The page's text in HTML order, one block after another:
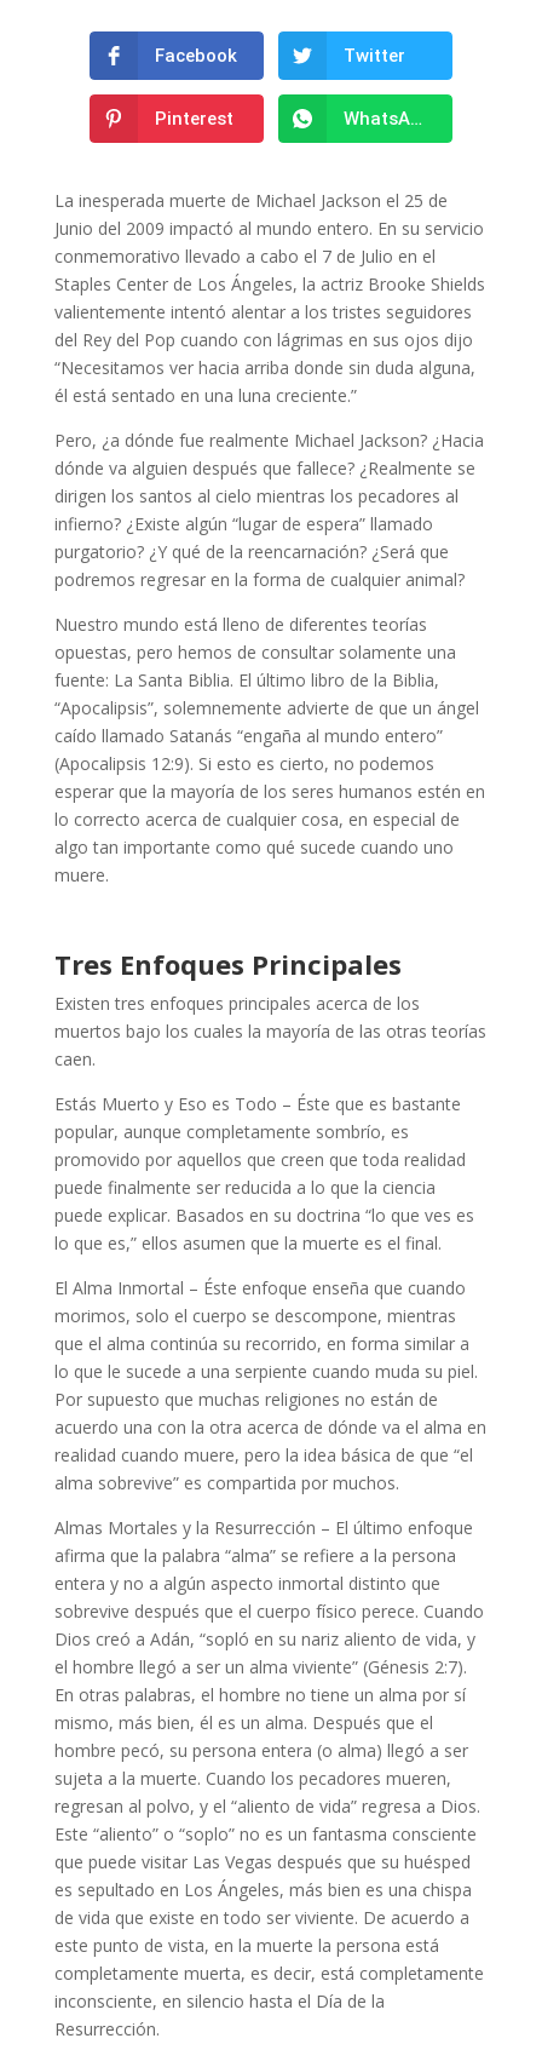
Facebook Twitter
Pinterest WhatsApp
La inesperada muerte de Michael Jackson el 25 de
Junio del 2009 impactó al mundo entero. En su servicio
conmemorativo llevado a cabo el 7 de Julio en el
Staples Center de Los Ángeles, la actriz Brooke Shields
valientemente intentó alentar a los tristes seguidores
del Rey del Pop cuando con lágrimas en sus ojos dijo
“Necesitamos ver hacia arriba donde sin duda alguna,
él está sentado en una luna creciente.”
Pero, ¿a dónde fue realmente Michael Jackson? ¿Hacia
dónde va alguien después que fallece? ¿Realmente se
dirigen los santos al cielo mientras los pecadores al
infierno? ¿Existe algún “lugar de espera” llamado
purgatorio? ¿Y qué de la reencarnación? ¿Será que
podremos regresar en la forma de cualquier animal?
Nuestro mundo está lleno de diferentes teorías
opuestas, pero hemos de consultar solamente una
fuente: La Santa Biblia. El último libro de la Biblia,
“Apocalipsis”, solemnemente advierte de que un ángel
caído llamado Satanás “engaña al mundo entero”
(Apocalipsis 12:9). Si esto es cierto, no podemos
esperar que la mayoría de los seres humanos estén en
lo correcto acerca de cualquier cosa, en especial de
algo tan importante como qué sucede cuando uno
muere.
Tres Enfoques Principales
Existen tres enfoques principales acerca de los
muertos bajo los cuales la mayoría de las otras teorías
caen.
Estás Muerto y Eso es Todo – Éste que es bastante
popular, aunque completamente sombrío, es
promovido por aquellos que creen que toda realidad
puede finalmente ser reducida a lo que la ciencia
puede explicar. Basados en su doctrina “lo que ves es
lo que es,” ellos asumen que la muerte es el final.
El Alma Inmortal – Éste enfoque enseña que cuando
morimos, solo el cuerpo se descompone, mientras
que el alma continúa su recorrido, en forma similar a
lo que le sucede a una serpiente cuando muda su piel.
Por supuesto que muchas religiones no están de
acuerdo una con la otra acerca de dónde va el alma en
realidad cuando muere, pero la idea básica de que “el
alma sobrevive” es compartida por muchos.
Almas Mortales y la Resurrección – El último enfoque
afirma que la palabra “alma” se refiere a la persona
entera y no a algún aspecto inmortal distinto que
sobrevive después que el cuerpo físico perece. Cuando
Dios creó a Adán, “sopló en su nariz aliento de vida, y
el hombre llegó a ser un alma viviente” (Génesis 2:7).
En otras palabras, el hombre no tiene un alma por sí
mismo, más bien, él es un alma. Después que el
hombre pecó, su persona entera (o alma) llegó a ser
sujeta a la muerte. Cuando los pecadores mueren,
regresan al polvo, y el “aliento de vida” regresa a Dios.
Este “aliento” o “soplo” no es un fantasma consciente
que puede visitar Las Vegas después que su huésped
es sepultado en Los Ángeles, más bien es una chispa
de vida que existe en todo ser viviente. De acuerdo a
este punto de vista, en la muerte la persona está
completamente muerta, es decir, está completamente
inconsciente, en silencio hasta el Día de la
Resurrección.